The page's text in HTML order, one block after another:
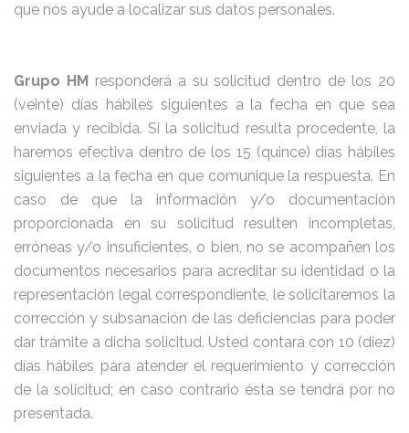
que nos ayude a localizar sus datos personales.
Grupo HM responderá a su solicitud dentro de los 20
(veinte) días hábiles siguientes a la fecha en que sea
enviada y recibida. Si la solicitud resulta procedente, la
haremos efectiva dentro de los 15 (quince) días hábiles
siguientes a la fecha en que comunique la respuesta. En
caso de que la información y/o documentación
proporcionada en su solicitud resulten incompletas,
erróneas y/o insuficientes, o bien, no se acompañen los
documentos necesarios para acreditar su identidad o la
representación legal correspondiente, le solicitaremos la
corrección y subsanación de las deficiencias para poder
dar trámite a dicha solicitud. Usted contará con 10 (diez)
días hábiles para atender el requerimiento y corrección
de la solicitud; en caso contrario ésta se tendrá por no
presentada.